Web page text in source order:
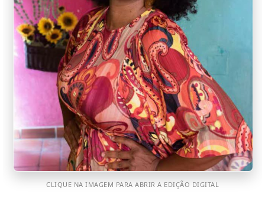
CLIQUE NA IMAGEM PARA ABRIR A EDIÇÃO DIGITAL